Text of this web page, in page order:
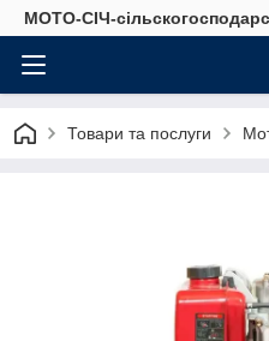
МОТО-СІЧ-
Товари та послуги